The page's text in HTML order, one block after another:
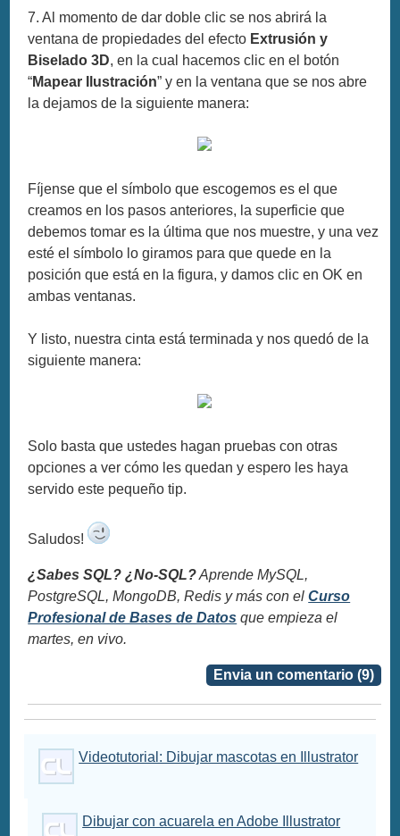
7. Al momento de dar doble clic se nos abrirá la
ventana de propiedades del efecto Extrusión y
Biselado 3D, en la cual hacemos clic en el botón
“Mapear Ilustración” y en la ventana que se nos abre
la dejamos de la siguiente manera:
Fíjense que el símbolo que escogemos es el que
creamos en los pasos anteriores, la superficie que
debemos tomar es la última que nos muestre, y una vez
esté el símbolo lo giramos para que quede en la
posición que está en la figura, y damos clic en OK en
ambas ventanas.
Y listo, nuestra cinta está terminada y nos quedó de la
siguiente manera:
Solo basta que ustedes hagan pruebas con otras
opciones a ver cómo les quedan y espero les haya
servido este pequeño tip.
Saludos!
¿Sabes SQL? ¿No-SQL?Aprende MySQL,
PostgreSQL, MongoDB, Redis y más con elCurso
Profesional de Bases de Datos que empieza el
martes, en vivo.
Envia un comentario (9)
Videotutorial: Dibujar mascotas en Illustrator
Dibujar con acuarela en Adobe Illustrator